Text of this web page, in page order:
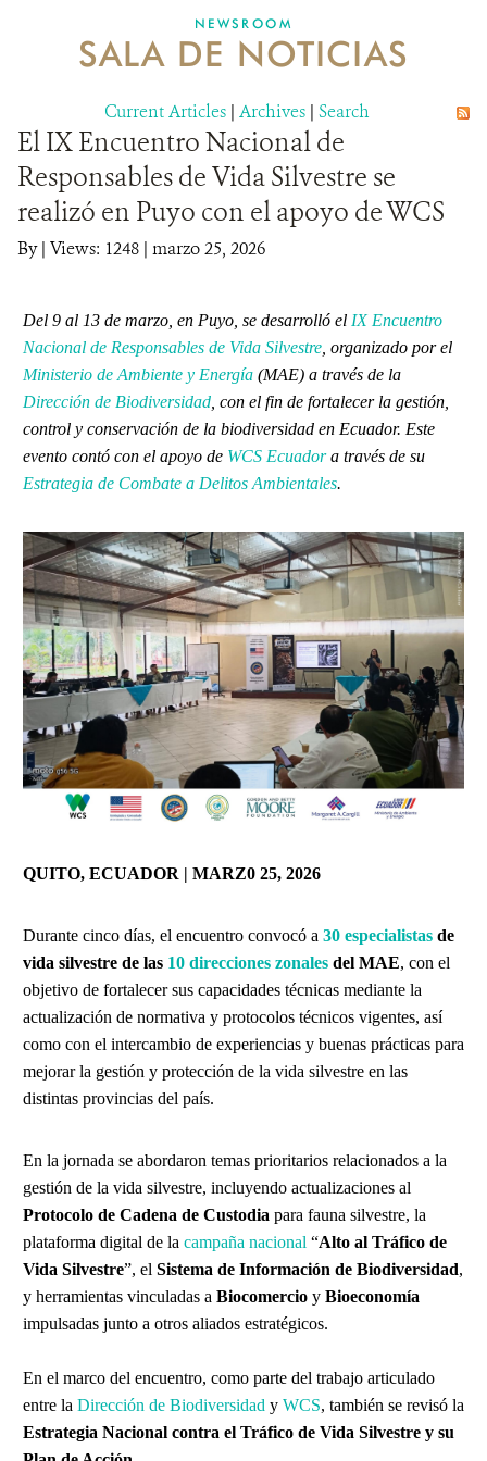
MECANISMO DE ATENCIÓN DE QUEJAS Y RECLAMOS
DONA
NEWSROOM
SALA DE NOTICIAS
Current Articles | Archives | Search
El IX Encuentro Nacional de
Responsables de Vida Silvestre se
realizó en Puyo con el apoyo de WCS
By| Views: 1248 | marzo 25, 2026
Del 9 al 13 de marzo, en Puyo, se desarrolló el IX Encuentro
Nacional de Responsables de Vida Silvestre , organizado por el
Ministerio de Ambiente y Energía (MAE) a través de la
Dirección de Biodiversidad , con el fin de fortalecer la gestión,
control y conservación de la biodiversidad en Ecuador. Este
evento contó con el apoyo de WCS Ecuadora través de su
Estrategia de Combate a Delitos Ambientales.
QUITO, ECUADOR | MARZ0 25, 2026
Durante cinco días, el encuentro convocó a 30 especialistas de
vida silvestre de las 10 direcciones zonales del MAE, con el
objetivo de fortalecer sus capacidades técnicas mediante la
actualización de normativa y protocolos técnicos vigentes, así
como con el intercambio de experiencias y buenas prácticas para
mejorar la gestión y protección de la vida silvestre en las
distintas provincias del país.
En la jornada se abordaron temas prioritarios relacionados a la
gestión de la vida silvestre, incluyendo actualizaciones al
Protocolo de Cadena de Custodia para fauna silvestre, la
plataforma digital de la campaña nacional “Alto al Tráfico de
Vida Silvestre”, el Sistema de Información de Biodiversidad,
y herramientas vinculadas a Biocomercio y Bioeconomía
impulsadas junto a otros aliados estratégicos.
En el marco del encuentro, como parte del trabajo articulado
entre la Dirección de Biodiversidad y WCS, también se revisó la
Estrategia Nacional contra el Tráfico de Vida Silvestre y su